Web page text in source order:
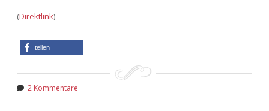
(Direktlink)
teilen
2 Kommentare